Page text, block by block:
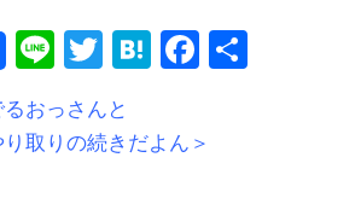
LineTwitter
Hatena共
おっさんと
取りの続きだよん＞